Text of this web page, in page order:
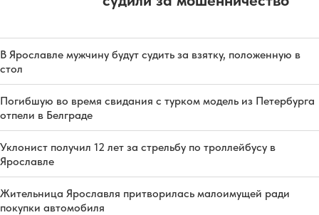
В Ярославле мужчину будут судить за взятку, положенную в
стол
Погибшую во время свидания с турком модель из Петербурга
отпели в Белграде
Уклонист получил 12 лет за стрельбу по троллейбусу в
Ярославле
Жительница Ярославля притворилась малоимущей ради
покупки автомобиля